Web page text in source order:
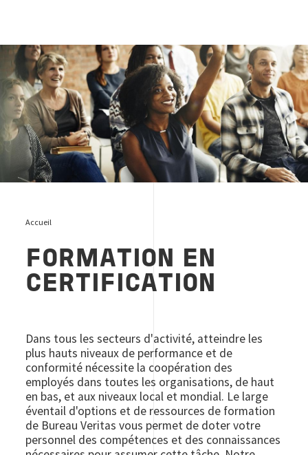
training
Accueil
FORMATION EN
CERTIFICATION
Dans tous les secteurs d'activité, atteindre les
plus hauts niveaux de performance et de
conformité nécessite la coopération des
employés dans toutes les organisations, de haut
en bas, et aux niveaux local et mondial. Le large
éventail d'options et de ressources de formation
de Bureau Veritas vous permet de doter votre
personnel des compétences et des connaissances